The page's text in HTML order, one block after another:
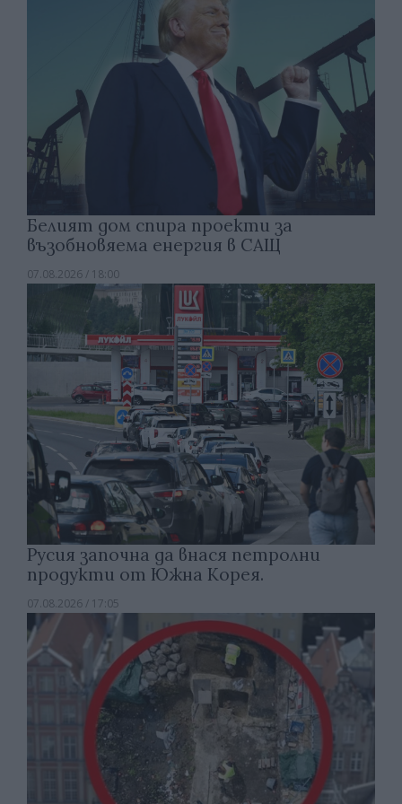
Белият дом спира проекти за
възобновяема енергия в САЩ
07.08.2026 / 18:00
Русия започна да внася петролни
продукти от Южна Корея.
07.08.2026 / 17:05